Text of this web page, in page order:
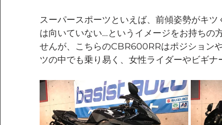
スーパースポーツといえば、前傾姿勢がキ
は向いていない…というイメージをお持ちの
せんが、こちらのCBR600RRはポジション
ツの中でも乗り易く、女性ライダーやビギ